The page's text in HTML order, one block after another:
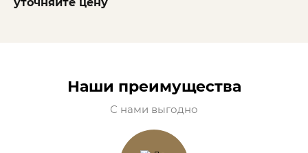
Наши преимущества
С нами выгодно